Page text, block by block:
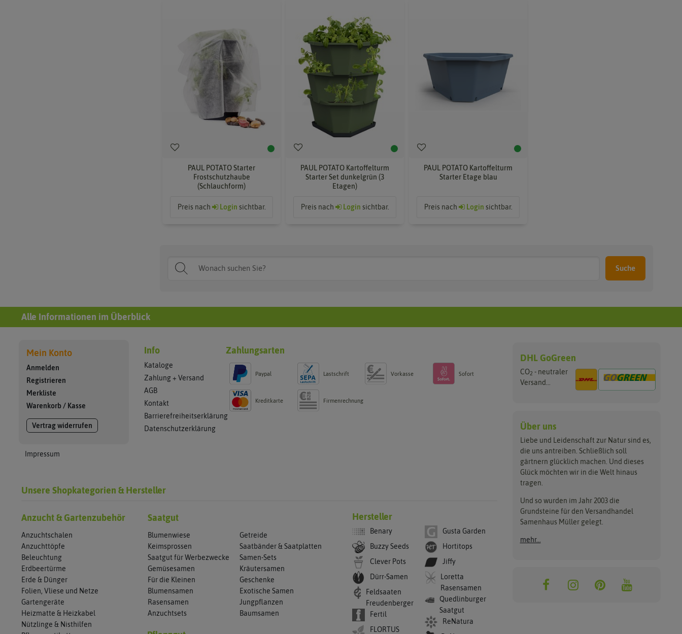
PAUL POTATO Starter
Frostschutzhaube
(Schlauchform)
Preis nach Login sichtbar.
PAUL POTATO Kartoffelturm
Starter Set dunkelgrün (3
Etagen)
Preis nach Login sichtbar.
PAUL POTATO Kartoffelturm
Starter Etage blau
Preis nach Login sichtbar.
Suche
Alle Informationen im Überblick
Mein Konto
Anmelden
Registrieren
Merkliste
Warenkorb / Kasse
Vertrag widerrufen
Impressum
Info
Kataloge
Zahlung + Versand
AGB
Kontakt
Barrierefreiheitserklärung
Datenschutzerklärung
Zahlungsarten
Paypal Lastschrift Vorkasse Sofort
Kreditkarte Firmenrechnung
Unsere Shopkategorien & Hersteller
Anzucht & Gartenzubehör
Anzuchtschalen
Anzuchttöpfe
Beleuchtung
Erdbeertürme
Erde & Dünger
Folien, Vliese und Netze
Gartengeräte
Heizmatte & Heizkabel
Nützlinge & Nisthilfen
Saatgut
Blumenwiese
Getreide
Keimsprossen
Saatbänder & Saatplatten
Saatgut für Werbezwecke
Samen-Sets
Gemüsesamen
Kräutersamen
Für die Kleinen
Geschenke
Blumensamen
Exotische Samen
Rasensamen
Jungpflanzen
Anzuchtsets
Baumsamen
Hersteller
Benary
Buzzy Seeds
Clever Pots
Dürr-Samen
Feldsaaten
Freudenberger
Fertil
FLORTUS
Gusta Garden
Hortitops
Jiffy
Loretta
Rasensamen
Quedlinburger
Saatgut
ReNatura
DHL GoGreen
CO2 - neutraler
Versand...
Über uns
Liebe und Leidenschaft zur Natur sind es,
die uns antreiben. Schließlich soll
gärtnern glücklich machen. Und dieses
Glück möchten wir in die Welt hinaus
tragen.
Und so wurden im Jahr 2003 die
Grundsteine für den Versandhandel
Samenhaus Müller gelegt.
mehr...